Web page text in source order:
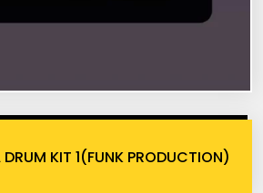
DRUM KIT 1(FUNK PRODUCTION)